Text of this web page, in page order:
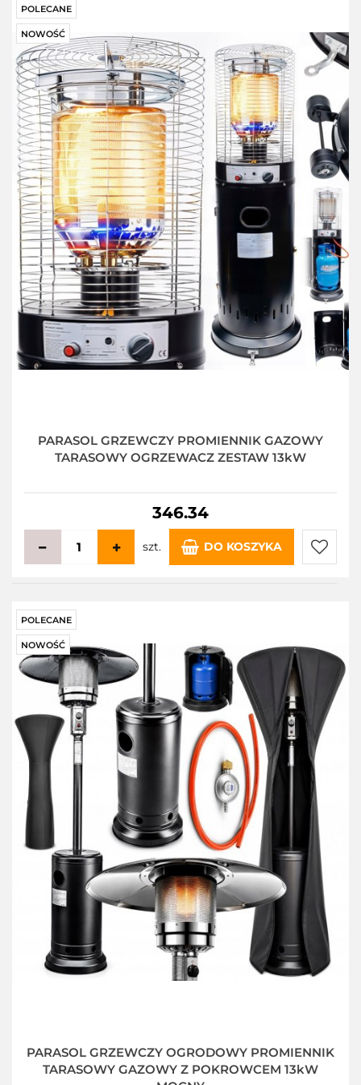
POLECANE
NOWOŚĆ
PARASOL GRZEWCZY PROMIENNIK GAZOWY
TARASOWY OGRZEWACZ ZESTAW 13kW
346.34
szt. DO KOSZYKA
Do
POLECANE
NOWOŚĆ
PARASOL GRZEWCZY OGRODOWY PROMIENNIK
TARASOWY GAZOWY Z POKROWCEM 13kW